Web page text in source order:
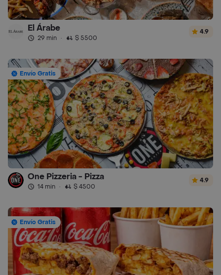
El Árabe
29 min · $ 5500
4.9
Envío Gratis
One Pizzeria - Pizza
14 min · $ 4500
4.9
Envío Gratis